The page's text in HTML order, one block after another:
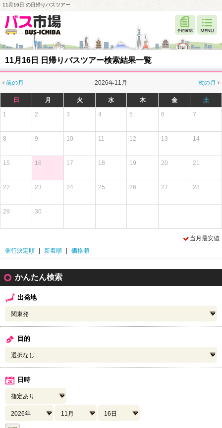
11月16日 の日帰りバスツアー
11月16日 日帰りバスツアー検索結果一覧
前の月 次の月
2026年11月
日 月 火 水 木 金 土
1 2 3 4 5 6 7
8 9 10 11 12 13 14
15 16 17 18 19 20 21
22 23 24 25 26 27 28
29 30
当月最安値
催行決定順
新着順 価格順
かんたん検索
出発地
目的
日時